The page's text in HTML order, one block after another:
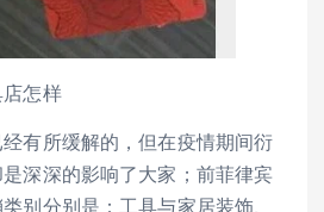
怎样
有所缓解的，但在疫情期间衍
深深的影响了大家；前菲律宾
别分别是：工具与家居装饰、